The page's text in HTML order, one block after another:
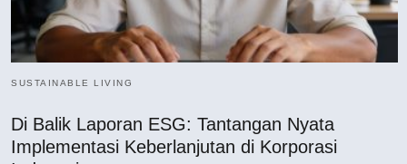
SUSTAINABLE LIVING
Di Balik Laporan ESG: Tantangan Nyata
Implementasi Keberlanjutan di Korporasi